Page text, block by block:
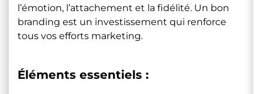
l’émotion, l’attachement et la fidélité. Un bon
branding est un investissement qui renforce
tous vos efforts marketing.
Éléments essentiels :